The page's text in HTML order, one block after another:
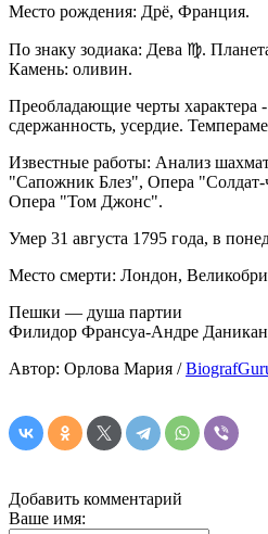
Место рождения: Дрё, Франция.
По знаку зодиака: Дева ♍.
Камень: оливин.
Преобладающие черты характера
сдержанность, усердие.
Известные работы: Анализ
"Сапожник Блез", Опера
Опера "Том Джонс".
Умер 31 августа 1795 года, в
Место смерти: Лондон,
Пешки — душа партии
Филидор Франсуа-Андре Даникан
Автор: Орлова Мария /
Добавить комментарий
Ваше имя: